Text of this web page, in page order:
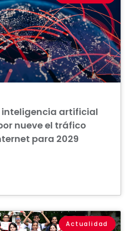
inteligencia artificial
nueve el tráfico
para 2029
Actualidad